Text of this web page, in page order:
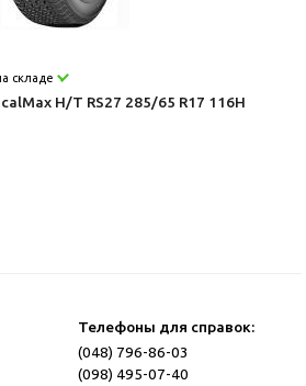
складе
H/T RS27 285/65 R17 116H
Телефоны для справок:
(048) 796-86-03
(098) 495-07-40